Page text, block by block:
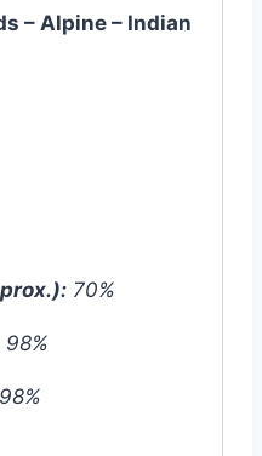
– Alpine – Indian
70%
98%
98%